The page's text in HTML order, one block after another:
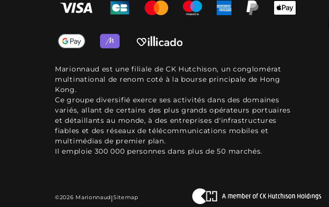
Marionnaud est une filiale de CK Hutchison, un conglomérat
multinational de renom coté à la bourse principale de Hong
Kong.
Ce groupe diversifié exerce ses activités dans des domaines
variés, allant de certains des plus grands opérateurs portuaires
et détaillants au monde, à des entreprises d'infrastructures
fiables et des réseaux de télécommunications mobiles et
multimédias de premier plan.
Il emploie 300 000 personnes dans plus de 50 marchés.
©2026 Marionnaud|Sitemap